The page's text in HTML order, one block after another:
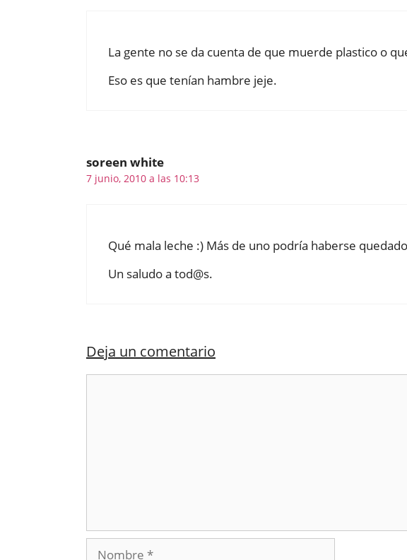
La gente no se da cuenta de que muerde plastico o
Eso es que tenían hambre jeje.
soreen white
7 junio, 2010 a las 10:13
Qué mala leche :) Más de uno podría haberse
Un saludo a tod@s.
Deja un comentario
Nombre